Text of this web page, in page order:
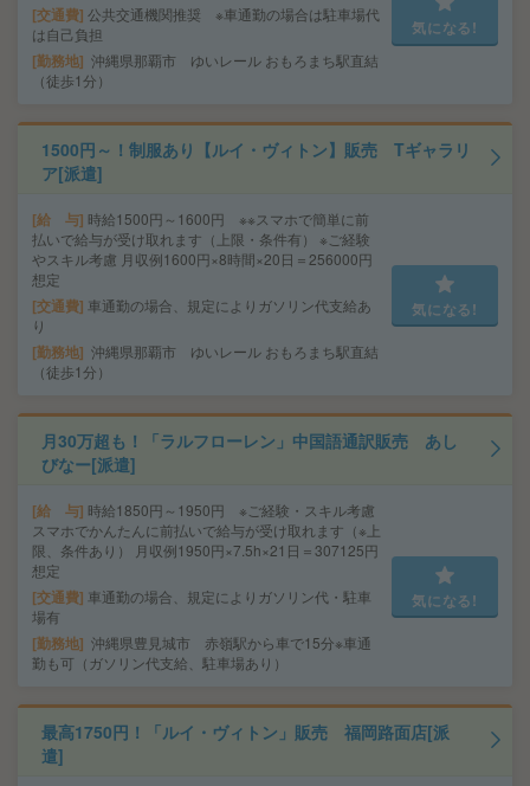
交通費 公共交通機関推奨 ※車通勤の場合は駐車場代
は自己負担
勤務地 沖縄県那覇市 ゆいレール おもろまち駅直結
（徒歩1分）
気になる!
1500円～！制服あり【ルイ・ヴィトン】販売 Tギャラリ
ア[派遣]
給 与 時給1500円～1600円 ※※スマホで簡単に前
払いで給与が受け取れます（上限・条件有） ※ご経験
やスキル考慮 月収例1600円×8時間×20日＝256000円
想定
交通費 車通勤の場合、規定によりガソリン代支給あ
り
勤務地 沖縄県那覇市 ゆいレール おもろまち駅直結
（徒歩1分）
気になる!
月30万超も！「ラルフローレン」中国語通訳販売 あし
びなー[派遣]
給 与 時給1850円～1950円 ※ご経験・スキル考慮
スマホでかんたんに前払いで給与が受け取れます（※上
限、条件あり） 月収例1950円×7.5h×21日＝307125円
想定
交通費 車通勤の場合、規定によりガソリン代・駐車
場有
勤務地 沖縄県豊見城市 赤嶺駅から車で15分※車通
勤も可（ガソリン代支給、駐車場あり）
気になる!
最高1750円！「ルイ・ヴィトン」販売 福岡路面店[派
遣]